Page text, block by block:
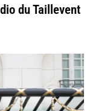
du Taillevent